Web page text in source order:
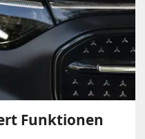
Funktionen